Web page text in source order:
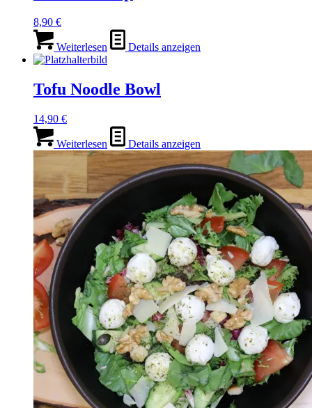
8,90 €
Weiterlesen Details anzeigen
Tofu Noodle Bowl
14,90 €
Weiterlesen Details anzeigen